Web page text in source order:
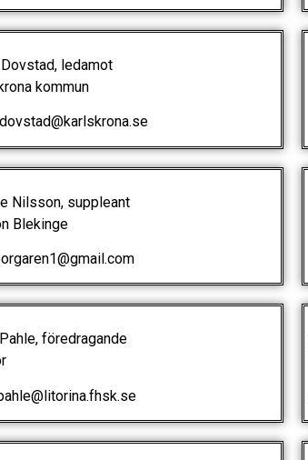
ledamot
kommun
Nilsson, suppleant
Blekinge
föredragande